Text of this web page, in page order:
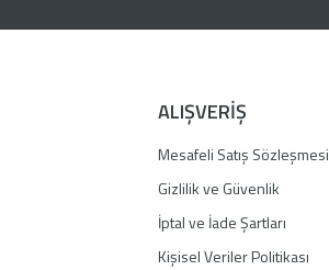
alternatifler olmalı.
ALIŞVERİŞ
Mesafeli Satış Sözleşmesi
Gizlilik ve Güvenlik
İptal ve İade Şartları
Kişisel Veriler Politikası